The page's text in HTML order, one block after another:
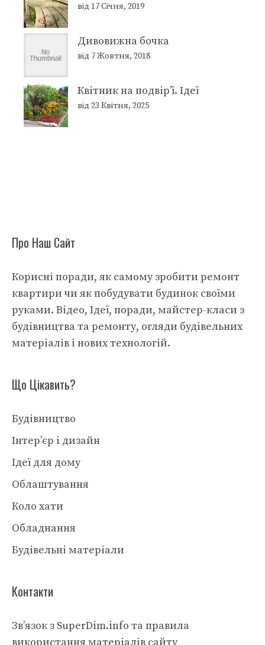
від 17 Січня, 2019
Дивовижна бочка
від 7 Жовтня, 2018
Квітник на подвір’ї. Ідеї
від 23 Квітня, 2025
Про Наш Сайт
Корисні поради, як самому зробити ремонт
квартири чи як побудувати будинок своїми
руками. Відео, Ідеї, поради, майстер-класи з
будівництва та ремонту, огляди будівельних
матеріалів і нових технологій.
Що Цікавить?
Будівництво
Інтер’єр і дизайн
Ідеї для дому
Облаштування
Коло хати
Обладнання
Будівельні матеріали
Контакти
Зв’язок з SuperDim.info та правила
використання матеріалів сайту